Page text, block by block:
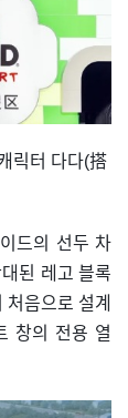
릭터 다다(搭
드의 선두 차
된 레고 블록
음으로 설계
창의 전용 열